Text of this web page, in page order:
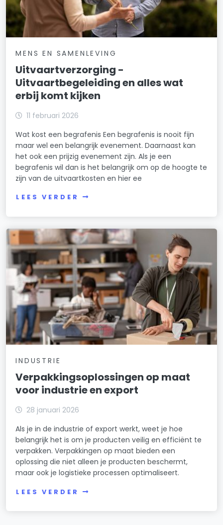
MENS EN SAMENLEVING
Uitvaartverzorging -
Uitvaartbegeleiding en alles wat
erbij komt kijken
11 februari 2026
Wat kost een begrafenis Een begrafenis is nooit fijn
maar wel een belangrijk evenement. Daarnaast kan
het ook een prijzig evenement zijn. Als je een
begrafenis wil dan is het belangrijk om op de hoogte te
zijn van de uitvaartkosten en hier ee
LEES VERDER
INDUSTRIE
Verpakkingsoplossingen op maat
voor industrie en export
28 januari 2026
Als je in de industrie of export werkt, weet je hoe
belangrijk het is om je producten veilig en efficiënt te
verpakken. Verpakkingen op maat bieden een
oplossing die niet alleen je producten beschermt,
maar ook je logistieke processen optimaliseert.
LEES VERDER